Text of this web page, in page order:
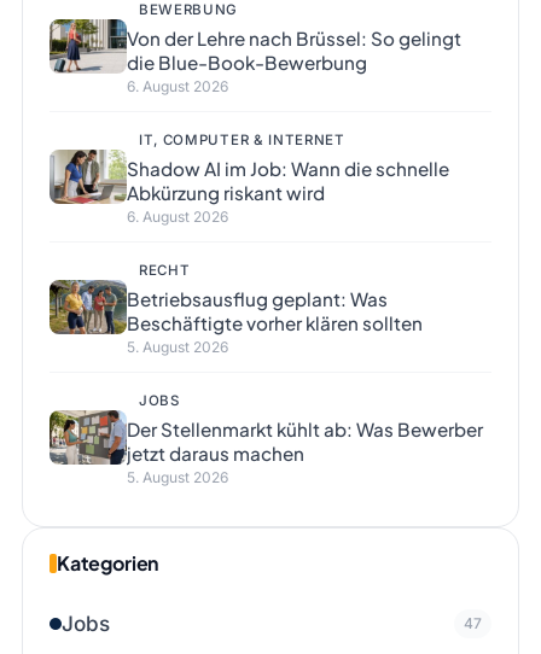
BEWERBUNG
Von der Lehre nach Brüssel: So gelingt
die Blue-Book-Bewerbung
6. August 2026
IT, COMPUTER & INTERNET
Shadow AI im Job: Wann die schnelle
Abkürzung riskant wird
6. August 2026
RECHT
Betriebsausflug geplant: Was
Beschäftigte vorher klären sollten
5. August 2026
JOBS
Der Stellenmarkt kühlt ab: Was Bewerber
jetzt daraus machen
5. August 2026
Kategorien
Jobs 47